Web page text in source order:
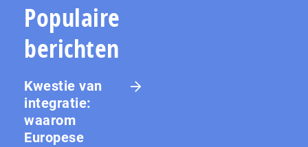
Populaire
berichten
Kwestie van
integratie:
waarom
Europese